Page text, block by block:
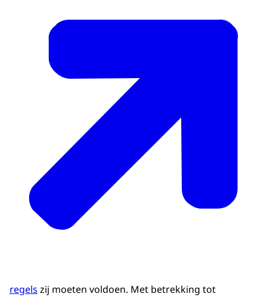
regels zij moeten voldoen. Met betrekking tot